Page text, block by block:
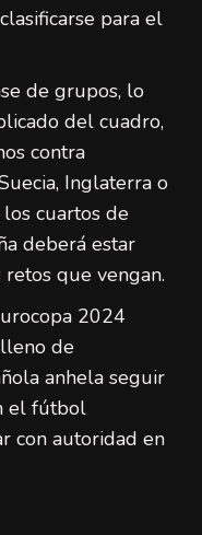
para el
de grupos, lo
del cuadro,
contra
Inglaterra o
los cuartos de
deberá estar
que vengan.
2024
de
anhela seguir
el fútbol
con autoridad en